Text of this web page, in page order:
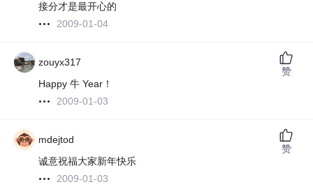
接分才是最开心的
2009-01-04
zouyx317
Happy 牛 Year！
2009-01-03
赞
mdejtod
诚意祝福大家新年快乐
2009-01-03
赞